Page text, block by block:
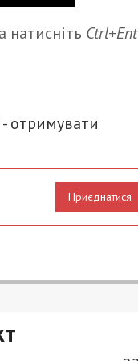
натисніть
отримувати
Приєднатися